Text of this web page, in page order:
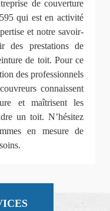
de couverture
qui est en activité
et notre savoir-
des prestations de
de toit. Pour ce
des professionnels
connaissent
et maîtrisent les
un toit. N’hésitez
en mesure de